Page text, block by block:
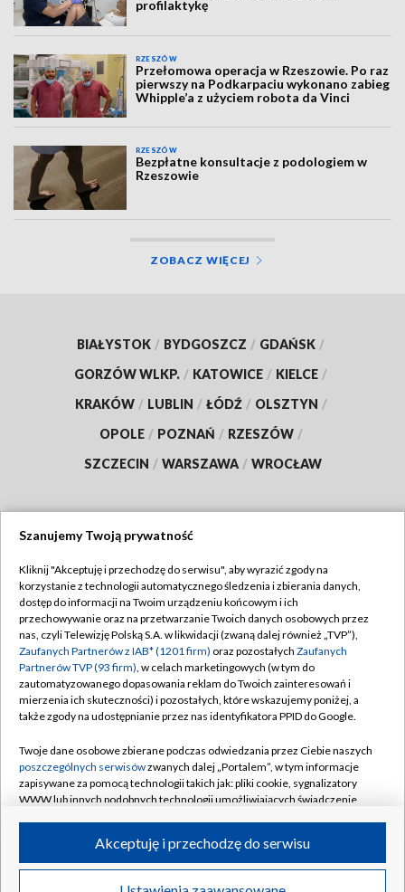
profilaktykę
RZESZÓW
Przełomowa operacja w Rzeszowie. Po raz
pierwszy na Podkarpaciu wykonano zabieg
Whipple’a z użyciem robota da Vinci
RZESZÓW
Bezpłatne konsultacje z podologiem w
Rzeszowie
ZOBACZ WIĘCEJ
BIAŁYSTOK / BYDGOSZCZ / GDAŃSK /
GORZÓW WLKP. / KATOWICE / KIELCE /
KRAKÓW / LUBLIN / ŁÓDŹ / OLSZTYN /
OPOLE / POZNAŃ / RZESZÓW /
SZCZECIN / WARSZAWA / WROCŁAW
TVP
Abonament TVP
Emisja w TVP
Centrum informacji TVP
Naziemna Telewizja Cyfrowa
Rada Programowa
System NOS
Informacje o nadawcy
Program dla prasy
Regulamin TVP
Polityka prywatności
Moje zgody
Pomoc
Kontakt
Kanały
©2026 Telewizja Polska S.A. w likwidacji
Szanujemy Twoją prywatność
Kliknij "Akceptuję i przechodzę do serwisu", aby wyrazić zgody na
korzystanie z technologii automatycznego śledzenia i zbierania danych,
dostęp do informacji na Twoim urządzeniu końcowym i ich
przechowywanie oraz na przetwarzanie Twoich danych osobowych przez
nas, czyli Telewizję Polską S.A. w likwidacji (zwaną dalej również „TVP”),
Zaufanych Partnerów z IAB* (1201 firm) oraz pozostałych Zaufanych
Partnerów TVP (93 firm), w celach marketingowych (w tym do
zautomatyzowanego dopasowania reklam do Twoich zainteresowań i
mierzenia ich skuteczności) i pozostałych, które wskazujemy poniżej, a
także zgody na udostępnianie przez nas identyfikatora PPID do Google.
Twoje dane osobowe zbierane podczas odwiedzania przez Ciebie naszych
poszczególnych serwisówzwanych dalej „Portalem”, w tym informacje
zapisywane za pomocą technologii takich jak: pliki cookie, sygnalizatory
WWW lub innych podobnych technologii umożliwiających świadczenie
ruchu w Internecie.
Twoje dane osobowe zbierane podczas odwiedzania przez Ciebie
Akceptuję i przechodzę do serwisu